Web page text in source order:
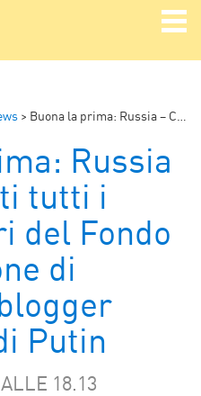
> Buona la prima: Russia – Condannati tutti i collaboratori del Fondo anticorruzione di Navalnyj, il blogger oppositore di Putin
Russia
tutti i
del Fondo
di
Putin
18.13